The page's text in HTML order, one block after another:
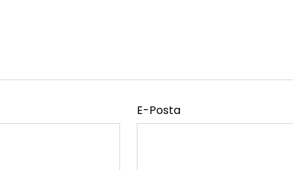
E-Posta